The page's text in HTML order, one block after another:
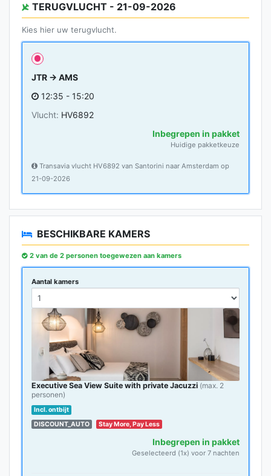
TERUGVLUCHT - 21-09-2026
Kies hier uw terugvlucht.
JTR → AMS
12:35 - 15:20
Vlucht: HV6892
Inbegrepen in pakket
Huidige pakketkeuze
Transavia vlucht HV6892 van Santorini naar Amsterdam op
21-09-2026
BESCHIKBARE KAMERS
2 van de 2 personen toegewezen aan kamers
Aantal kamers
Executive Sea View Suite with private Jacuzzi (max. 2
personen)
Incl. ontbijt
DISCOUNT_AUTO
Stay More, Pay Less
Inbegrepen in pakket
Geselecteerd (1x) voor 7 nachten